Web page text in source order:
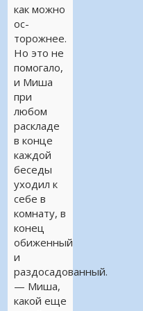
как можно
ос-
торожнее.
Но это не
помогало,
и Миша
при
любом
раскладе
в конце
каждой
беседы
уходил к
себе в
комнату, в
конец
обиженный
и
раздосадованный.
— Миша,
какой еще